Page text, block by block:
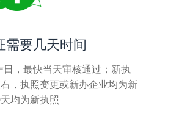
需要几天时间
，最快当天审核通过；新执
，执照变更或新办企业均为新
均为新执照